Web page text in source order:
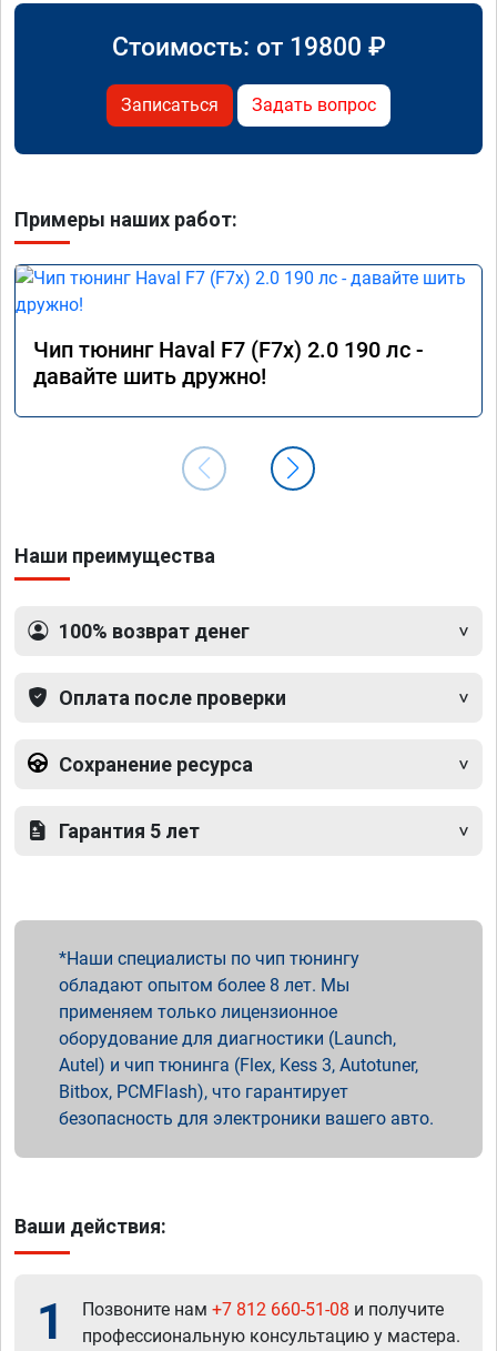
Стоимость: от 19800 ₽
Записаться Задать вопрос
Примеры наших работ:
Чип тюнинг Haval F7 (F7x) 2.0 190 лс -
давайте шить дружно!
Наши преимущества
100% возврат денег
Оплата после проверки
Сохранение ресурса
Гарантия 5 лет
Наши специалисты по чип тюнингу
обладают опытом более 8 лет. Мы
применяем только лицензионное
оборудование для диагностики (Launch,
Autel) и чип тюнинга (Flex, Kess 3, Autotuner,
Bitbox, PCMFlash), что гарантирует
безопасность для электроники вашего авто.
Ваши действия:
1 Позвоните нам +7 812 660-51-08 и получите
профессиональную консультацию у мастера.